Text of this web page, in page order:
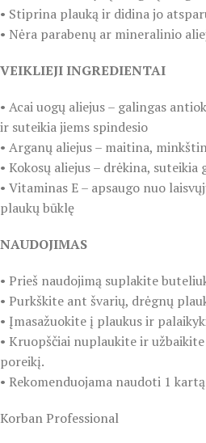
• Stiprina plauką ir didina jo
• Nėra parabenų ar mineralinio
VEIKLIEJI INGREDIENTAI
• Acai uogų aliejus – galingas
ir suteikia jiems spindesio
• Arganų aliejus – maitina,
• Kokosų aliejus – drėkina,
• Vitaminas E – apsaugo nuo
plaukų būklę
NAUDOJIMAS
• Prieš naudojimą suplakite
• Purkškite ant švarių, drėgnų
• Įmasažuokite į plaukus ir
• Kruopščiai nuplaukite ir
poreikį.
• Rekomenduojama naudoti 1
Korban Professional